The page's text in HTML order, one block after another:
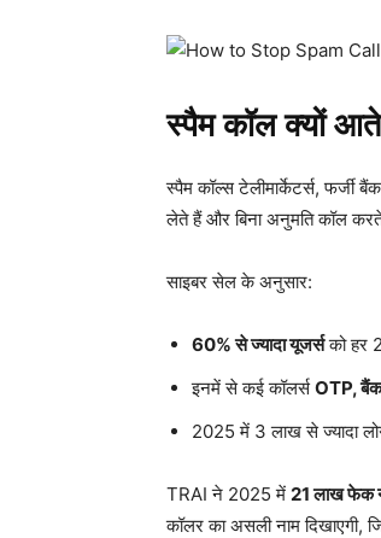
स्पैम कॉल क्यों
स्पैम कॉल्स टेलीमार्केटर्स,
लेते हैं और बिना अनुमति कॉल
साइबर सेल के अनुसार:
60% से ज्यादा यूजर्सको हर
इनमें से कई कॉलर्सOTP, बैंक
2025 में 3 लाख से ज्यादा
TRAI ने 2025 में 21 लाख फेक
कॉलर का असली नाम दिखाएगी,